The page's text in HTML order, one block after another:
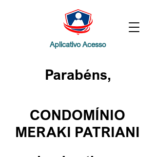
Aplicativo Acesso
Parabéns,
CONDOMÍNIO
MERAKI PATRIANI